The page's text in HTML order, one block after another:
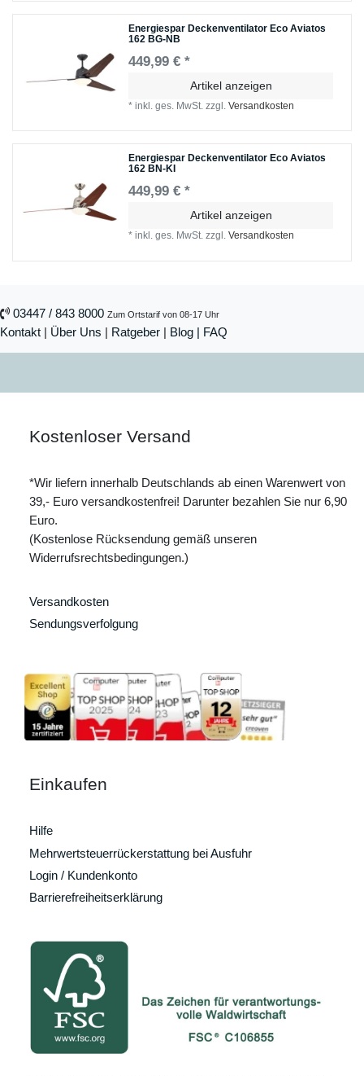
Energiespar Deckenventilator Eco Aviatos
162 BG-NB
449,99 € *
Artikel anzeigen
*inkl. ges. MwSt. zzgl.Versandkosten
Energiespar Deckenventilator Eco Aviatos
162 BN-KI
449,99 € *
Artikel anzeigen
*inkl. ges. MwSt. zzgl.Versandkosten
03447 / 843 8000 Zum Ortstarif von 08-17 Uhr
Kontakt | Über Uns | Ratgeber | Blog | FAQ
Kostenloser Versand
*Wir liefern innerhalb Deutschlands ab einen Warenwert von
39,- Euro versandkostenfrei! Darunter bezahlen Sie nur 6,90
Euro.
(Kostenlose Rücksendung gemäß unseren
Widerrufsrechtsbedingungen.)
Versandkosten
Sendungsverfolgung
Einkaufen
Hilfe
Mehrwertsteuerrückerstattung bei Ausfuhr
Login / Kundenkonto
Barrierefreiheitserklärung